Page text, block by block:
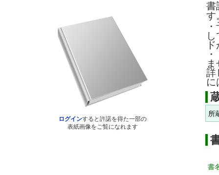
ログインすると許諾を得た一部の
表紙画像をご覧になれます
書
す
詳
に
所
書